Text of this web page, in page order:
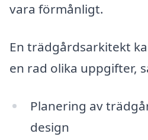
vara förmånligt.
En trädgårdsarkitekt
en rad olika uppgifter,
Planering av
design